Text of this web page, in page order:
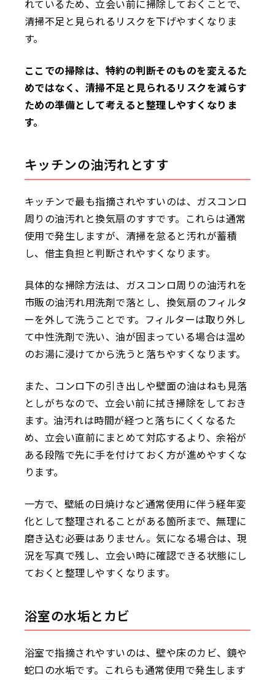
れているため、立会い前に掃除しておくことで、
清掃不足と見られるリスクを下げやすくなりま
す。
ここでの掃除は、特約の判断そのものを変えるた
めではなく、清掃不足と見られるリスクを減らす
ための準備として考えると整理しやすくなりま
す。
キッチンの油汚れとすす
キッチンで最も指摘されやすいのは、ガスコンロ
周りの油汚れと換気扇のすすです。これらは通常
使用で発生しますが、清掃を怠ると汚れが蓄積
し、借主負担と判断されやすくなります。
具体的な掃除方法は、ガスコンロ周りの油汚れを
市販の油汚れ用洗剤で落とし、換気扇のフィルタ
ーを外して洗うことです。フィルターは取り外し
て中性洗剤で洗い、油が固まっている場合は温め
のお湯に浸けてから洗うと落ちやすくなります。
また、コンロ下の引き出しや壁面の油はねも見落
としがちなので、立会い前に拭き掃除をしておき
ます。油汚れは時間が経つと落ちにくくなるた
め、立会い直前にまとめて対応するより、余裕が
ある段階で先に手を付けておく方が進めやすくな
ります。
一方で、壁紙の日焼けなど通常使用に伴う経年変
化として整理されることがある箇所まで、無理に
磨き込む必要はありません。気になる場合は、現
況を写真で残し、立会い時に確認できる状態にし
ておくと整理しやすくなります。
浴室の水垢とカビ
浴室で指摘されやすいのは、壁や床のカビ、鏡や
蛇口の水垢です。これらも通常使用で発生します